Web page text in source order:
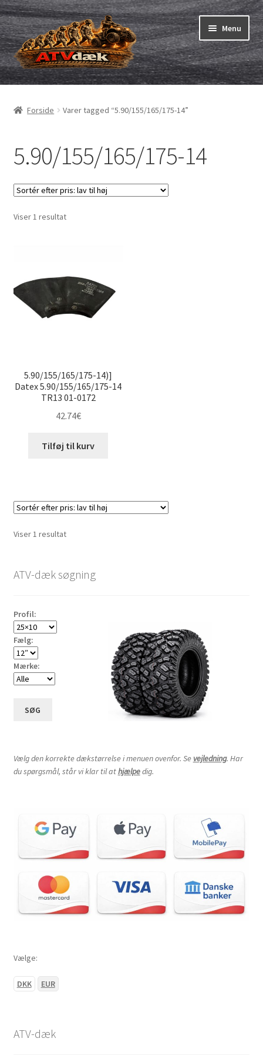
Spring
til
navigation
Spring
til
indhold
Menu
ATV-dæk
Udfold
Karting
Vejledning
Forside Varer tagged “5.90/155/165/175-14”
5.90/155/165/175-14
Viser 1 resultat
5.90/155/165/175-14)]
Datex 5.90/155/165/175-14
TR13 01-0172
42.74€
Tilføj til kurv
Viser 1 resultat
ATV-dæk søgning
Profil:
Fælg:
Mærke:
SØG
Vælg den korrekte dækstørrelse i menuen ovenfor. Se vejledning. Har
du spørgsmål, står vi klar til athjælpedig.
Vælge:
DKK EUR
ATV-dæk